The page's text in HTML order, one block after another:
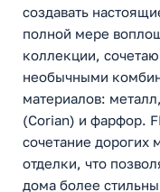
создавать
полной мере
коллекции,
необычными
материалов:
(Corian) и фарфор.
сочетание дорогих
отделки, что
дома более